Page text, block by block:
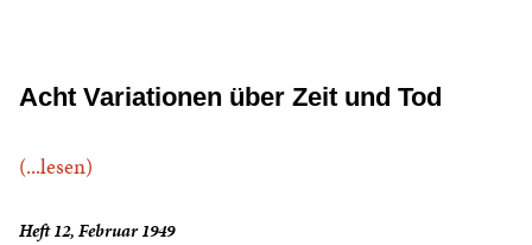
Acht Variationen über Zeit und Tod
(...lesen)
Heft 12, Februar 1949